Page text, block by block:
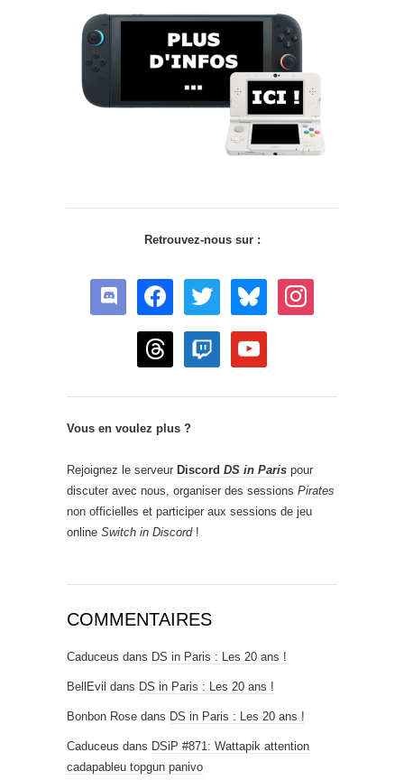
Retrouvez-nous sur :
discord facebook twitter bluesky instagram
threads twitch youtube
Vous en voulez plus ?
Rejoignez le serveur Discord DS in Paris pour
discuter avec nous, organiser des sessions Pirates
non officielles et participer aux sessions de jeu
online Switch in Discord!
COMMENTAIRES
Caduceus dans DS in Paris : Les 20 ans !
BellEvil dans DS in Paris : Les 20 ans !
Bonbon Rose dans DS in Paris : Les 20 ans !
Caduceus dans DSiP #871: Wattapik attention
cadapableu topgun panivo